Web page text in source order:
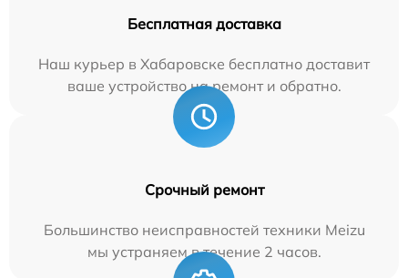
Бесплатная доставка
Наш курьер в Хабаровске бесплатно доставит
ваше устройство на ремонт и обратно.
Срочный ремонт
Большинство неисправностей техники Meizu
мы устраняем в течение 2 часов.